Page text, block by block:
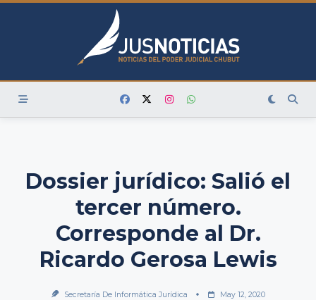
Skip
Dossier jurídico: Salió el
tercer número.
Corresponde al Dr.
Ricardo Gerosa Lewis
Secretaría De Informática Jurídica May 12, 2020